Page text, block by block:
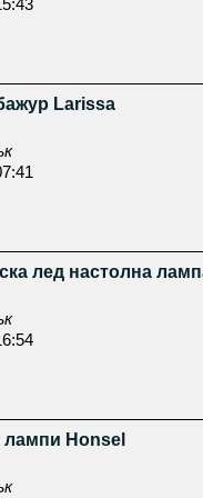
Larissa
лед настолна
лампи Honsel